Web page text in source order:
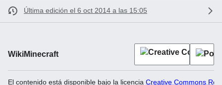
Última edición el 6 oct 2014 a las 15:05
WikiMinecraft
El contenido está disponible bajo la licencia Creative Commons